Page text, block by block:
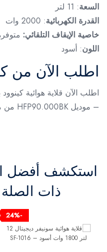
السعة: 11 لتر
القدرة الكهربائية: 2000 وات
خاصية الإيقاف التلقائي:
اللون: أسود
اطلب الآن من
– موديل HFP90.000BK من متجر كذا ميزة
استكشف أفضل
ذات الصلة
-24%